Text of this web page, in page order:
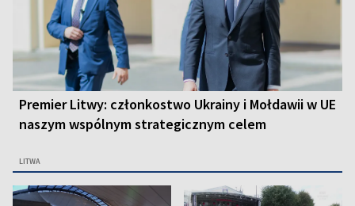
Premier Litwy: członkostwo Ukrainy i Mołdawii w UE
naszym wspólnym strategicznym celem
LITWA